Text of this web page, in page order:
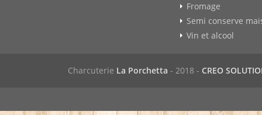
Fromage
Semi conserve
Vin et alcool
Charcuterie La Porchetta - 2018 - CREO